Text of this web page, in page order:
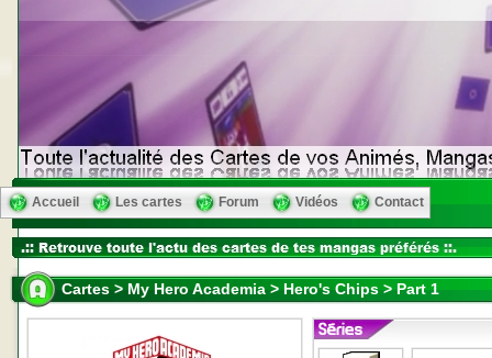
Accueil Les cartes Forum Vidéos Contact
Cartes > My Hero Academia > Hero's Chips > Part 1